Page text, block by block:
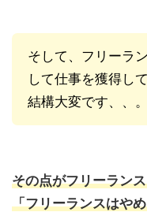
そして、フリーラ
して仕事を獲得し
結構大変です、、。
その点がフリーラン
「フリーランスはや